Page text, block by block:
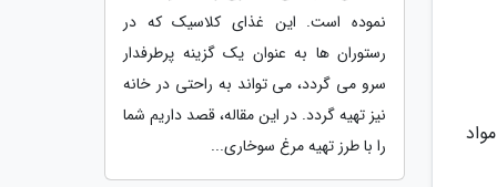
نموده است. این غذای کلاسیک که در
رستوران ها به عنوان یک گزینه پرطرفدار
سرو می گردد، می تواند به راحتی در خانه
نیز تهیه گردد. در این مقاله، قصد داریم شما
را با طرز تهیه مرغ سوخاری...